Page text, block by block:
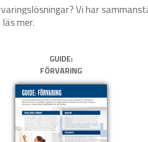
Vi har
mer.
GUIDE:
FÖRVARING